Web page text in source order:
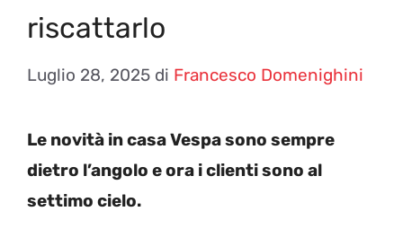
riscattarlo
Luglio 28, 2025 di Francesco Domenighini
Le novità in casa Vespa sono sempre
dietro l’angolo e ora i clienti sono al
settimo cielo.